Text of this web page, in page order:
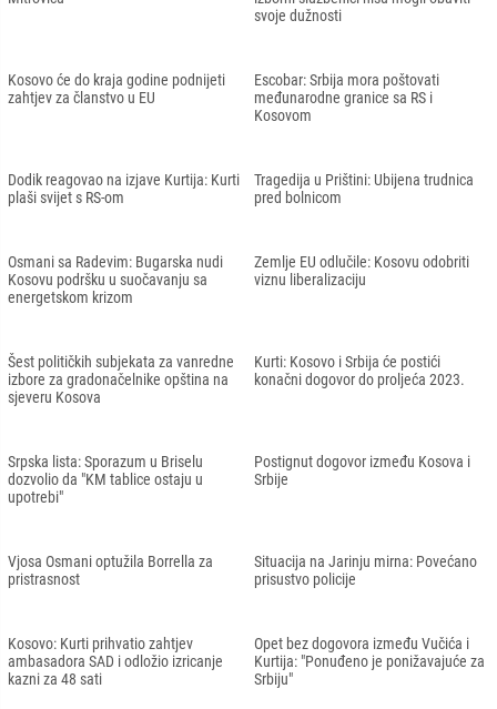
svoje dužnosti
Kosovo će do kraja godine podnijeti
zahtjev za članstvo u EU
Escobar: Srbija mora poštovati
međunarodne granice sa RS i
Kosovom
Dodik reagovao na izjave Kurtija: Kurti
plaši svijet s RS-om
Tragedija u Prištini: Ubijena trudnica
pred bolnicom
Osmani sa Radevim: Bugarska nudi
Kosovu podršku u suočavanju sa
energetskom krizom
Zemlje EU odlučile: Kosovu odobriti
viznu liberalizaciju
Šest političkih subjekata za vanredne
izbore za gradonačelnike opština na
sjeveru Kosova
Kurti: Kosovo i Srbija će postići
konačni dogovor do proljeća 2023.
Srpska lista: Sporazum u Briselu
dozvolio da "KM tablice ostaju u
upotrebi"
Postignut dogovor između Kosova i
Srbije
Vjosa Osmani optužila Borrella za
pristrasnost
Situacija na Jarinju mirna: Povećano
prisustvo policije
Kosovo: Kurti prihvatio zahtjev
ambasadora SAD i odložio izricanje
kazni za 48 sati
Opet bez dogovora između Vučića i
Kurtija: "Ponuđeno je ponižavajuće za
Srbiju"